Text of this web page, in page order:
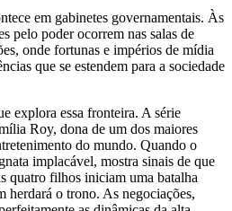
em gabinetes governamentais. Às
pelo poder ocorrem nas salas de
onde fortunas e impérios de mídia
que se estendem para a sociedade
explora essa fronteira. A série
Roy, dona de um dos maiores
do mundo. Quando o
implacável, mostra sinais de que
quatro filhos iniciam uma batalha
herdará o trono. As negociações,